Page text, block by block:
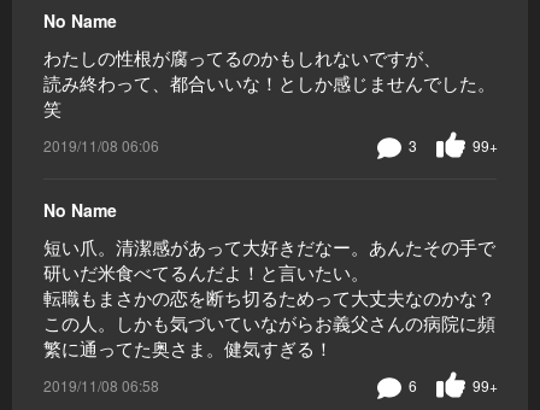
No Name
わたしの性根が腐ってるのかもしれないですが、
読み終わって、都合いいな！としか感じませんでした。
笑
2019/11/08 06:06 99+
3
No Name
短い爪。清潔感があって大好きだなー。あんたその手で
研いだ米食べてるんだよ！と言いたい。
転職もまさかの恋を断ち切るためって大丈夫なのかな？
この人。しかも気づいていながらお義父さんの病院に頻
繁に通ってた奥さま。健気すぎる！
2019/11/08 06:58 99+
6